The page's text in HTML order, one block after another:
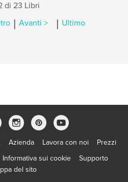
di 23 Libri
| Avanti > | Ultimo
Azienda Lavora con noi
Prezzi
Informativa sui cookie
Supporto
del sito